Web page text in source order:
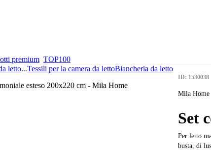
premium TOP100
letto...Tessili per la camera da lettoBiancheria da letto
ID: 1530038
Mila Home
Set
Per letto
busta, di